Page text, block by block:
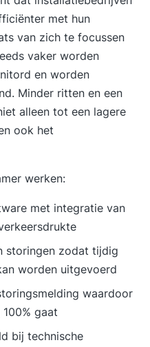
met hun
van zich te focussen
vaker worden
en worden
Minder ritten en een
alleen tot een lagere
ook het
werken:
met integratie van
storingen zodat tijdig
worden uitgevoerd
waardoor
100% gaat
bij technische